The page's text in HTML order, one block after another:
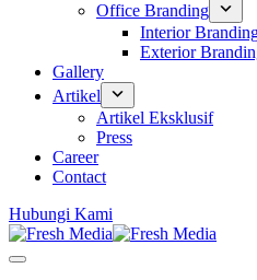
Office Branding
Interior
Exterior
Gallery
Artikel
Artikel Eksklusif
Press
Career
Contact
Hubungi Kami